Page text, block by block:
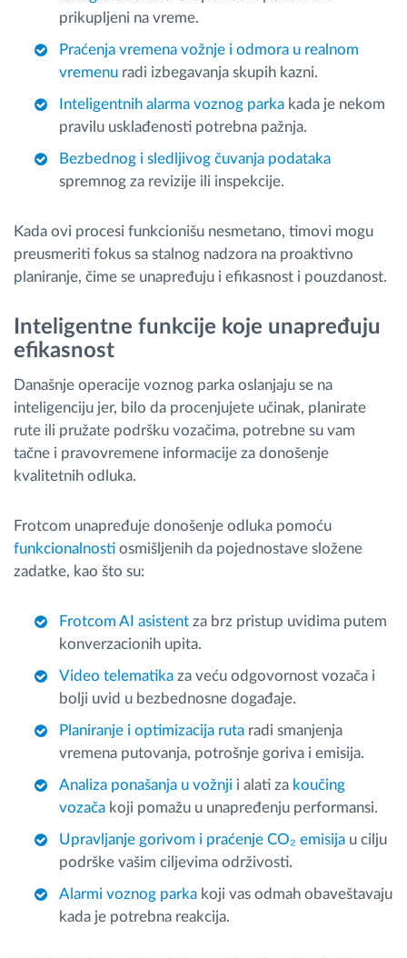
prikupljeni na vreme.
Praćenja vremena vožnje i odmora u realnom
vremenu radi izbegavanja skupih kazni.
Inteligentnih alarma voznog parka kada je nekom
pravilu usklađenosti potrebna pažnja.
Bezbednog i sledljivog čuvanja podataka
spremnog za revizije ili inspekcije.
Kada ovi procesi funkcionišu nesmetano, timovi mogu
preusmeriti fokus sa stalnog nadzora na proaktivno
planiranje, čime se unapređuju i efikasnost i pouzdanost.
Inteligentne funkcije koje unapređuju
efikasnost
Današnje operacije voznog parka oslanjaju se na
inteligenciju jer, bilo da procenjujete učinak, planirate
rute ili pružate podršku vozačima, potrebne su vam
tačne i pravovremene informacije za donošenje
kvalitetnih odluka.
Frotcom unapređuje donošenje odluka pomoću
funkcionalnosti osmišljenih da pojednostave složene
zadatke, kao što su:
Frotcom AI asistent za brz pristup uvidima putem
konverzacionih upita.
Video telematika za veću odgovornost vozača i
bolji uvid u bezbednosne događaje.
Planiranje i optimizacija ruta radi smanjenja
vremena putovanja, potrošnje goriva i emisija.
Analiza ponašanja u vožnji i alati za koučing
vozača koji pomažu u unapređenju performansi.
Upravljanje gorivom i praćenje CO₂ emisija u cilju
podrške vašim ciljevima održivosti.
Alarmi voznog parka koji vas odmah obaveštavaju
kada je potrebna reakcija.